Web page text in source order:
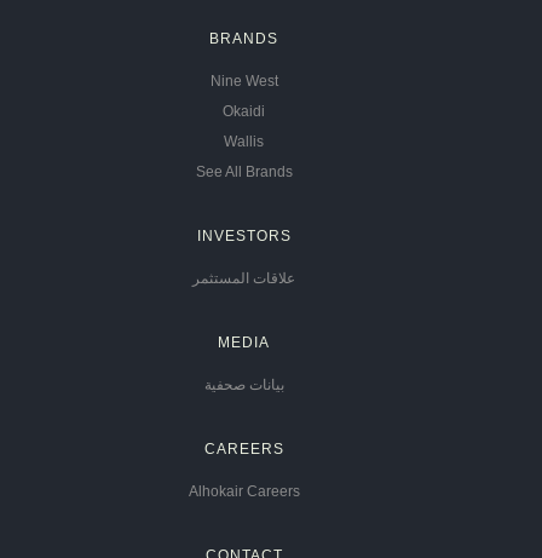
BRANDS
Nine West
Okaidi
Wallis
See All Brands
INVESTORS
علاقات المستثمر
MEDIA
بيانات صحفية
CAREERS
Alhokair Careers